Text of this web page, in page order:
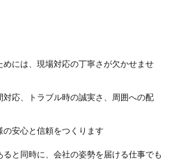
には、現場対応の丁寧さが欠かせませ
応、トラブル時の誠実さ、周囲への配
の安心と信頼をつくります
と同時に、会社の姿勢を届ける仕事でも